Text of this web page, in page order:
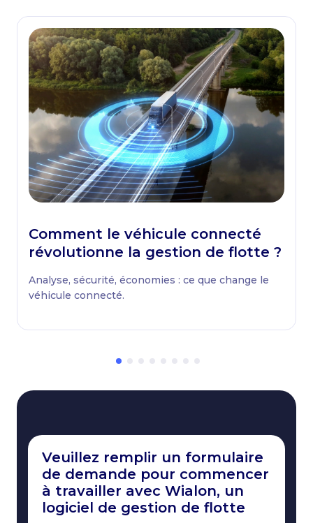
Comment le véhicule connecté
révolutionne la gestion de flotte ?
Analyse, sécurité, économies : ce que change le
véhicule connecté.
Veuillez remplir un formulaire
de demande pour commencer
à travailler avec Wialon, un
logiciel de gestion de flotte